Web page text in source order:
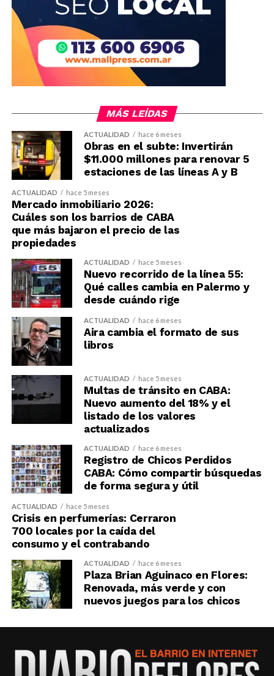
MÁS LEÍDAS
ACTUALIDAD hace 6 meses
Obras en el subte: Invertirán
$11.000 millones para renovar 5
estaciones de las líneas A y B
ACTUALIDAD hace 5 meses
Mercado inmobiliario 2026:
Cuáles son los barrios de CABA
que más bajaron el precio de las
propiedades
ACTUALIDAD hace 5 meses
Nuevo recorrido de la línea 55:
Qué calles cambia en Palermo y
desde cuándo rige
ACTUALIDAD hace 6 meses
Aira cambia el formato de sus
libros
ACTUALIDAD hace 5 meses
Multas de tránsito en CABA:
Nuevo aumento del 18% y el
listado de los valores
actualizados
ACTUALIDAD hace 6 meses
Registro de Chicos Perdidos
CABA: Cómo compartir búsquedas
de forma segura y útil
ACTUALIDAD hace 5 meses
Crisis en perfumerías: Cerraron
700 locales por la caída del
consumo y el contrabando
ACTUALIDAD hace 6 meses
Plaza Brian Aguinaco en Flores:
Renovada, más verde y con
nuevos juegos para los chicos